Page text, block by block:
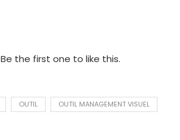
J'AIME
Be the first one to like this.
OUTIL OUTIL MANAGEMENT VISUEL